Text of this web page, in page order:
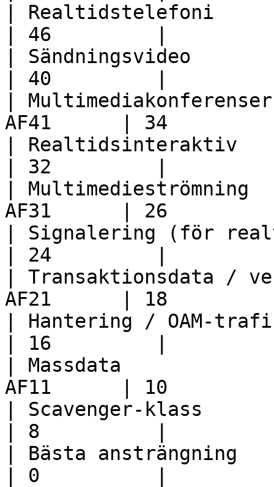
| Realtidstelefoni
| 46         |
| Sändningsvideo
| 40         |
|
AF41      | 34
|
| 32         |
|
AF31      | 26
| Signalering (för
| 24         |
| Transaktionsdata /
AF21      | 18
| Hantering /
| 16         |
| Massdata
AF11      | 10
| Scavenger-
| 8          |
| Bästa
| 0          |